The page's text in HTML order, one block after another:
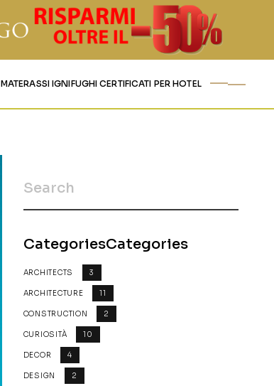
MATERASSI IGNIFUGHI CERTIFICATI PER HOTEL
CategoriesCategories
ARCHITECTS 3
ARCHITECTURE 11
CONSTRUCTION 2
CURIOSITÀ 10
DECOR 4
DESIGN 2